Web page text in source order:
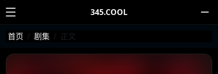
345.COOL
首页 剧集 正文